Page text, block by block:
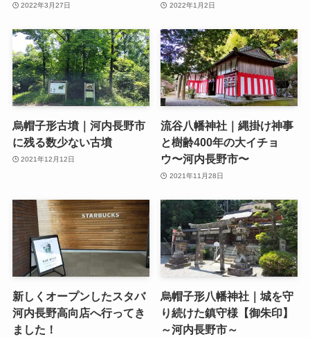
2022年3月27日 2022年1月2日
烏帽子形古墳｜河内長野市
に残る数少ない古墳
2021年12月12日
流谷八幡神社｜縄掛け神事
と樹齢400年の大イチョ
ウ〜河内長野市〜
2021年11月28日
新しくオープンしたスタバ
河内長野高向店へ行ってき
ました！
烏帽子形八幡神社｜城を守
り続けた鎮守様【御朱印】
～河内長野市～